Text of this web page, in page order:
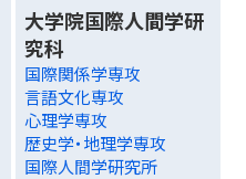
大学院国際人間学研
究科
国際関係学専攻
言語文化専攻
心理学専攻
歴史学・地理学専攻
国際人間学研究所